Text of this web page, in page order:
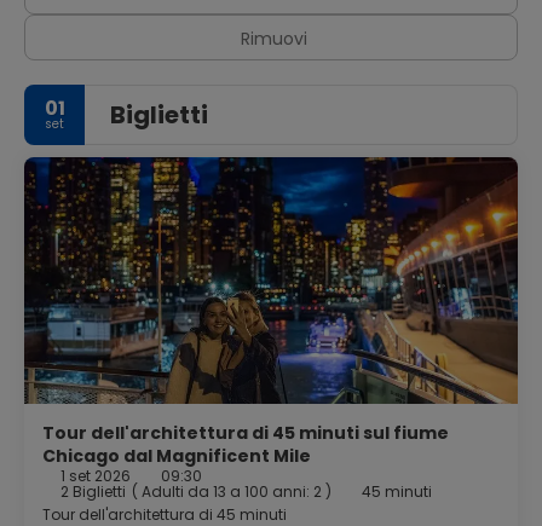
Rimuovi
01
set Biglietti
Tour dell'architettura di 45 minuti sul fiume
Chicago dal Magnificent Mile
1 set 2026 09:30
2 Biglietti ( Adulti da 13 a 100 anni: 2 )
45 minuti
Tour dell'architettura di 45 minuti